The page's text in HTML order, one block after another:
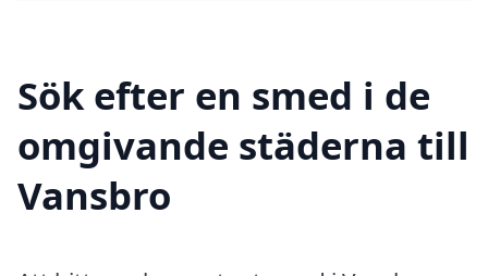
Sök efter en smed i de
omgivande städerna till
Vansbro